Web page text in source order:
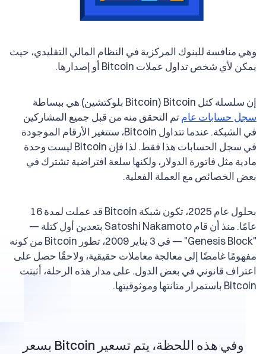
وهي منافسة للبنوك المركزية في النظام المالي التقليدي، حيث
يمكن لأي شخص تداول عملات Bitcoin أو إصدارها.
إن سلسلة كتل Bitcoin (Bitcoin بلوكتشين) هي ببساطة
سجل حسابات عامتم التحقق منه من قبل جميع المشاركين
في الشبكة. عندما تتداول Bitcoin، ستتغير الأرقام الموجودة
في سجل الحسابات هذا فقط. لذا فإن Bitcoin ليست وحدة
مادية مثل فاتورة الدولار، ولكنها سلعة افتراضية تشترك في
بعض الخصائص مع العملة الفعلية.
بحلول عام 2025، تكون شبكة Bitcoin قد عملت لمدة 16
عامًا. منذ أن قام Satoshi Nakamoto بتعدين أول كتلة —
"Genesis Block" — في 3 يناير 2009، تطور Bitcoin من كونه
مفهومًا غامضًا إلى معالجة معاملات حقيقية، ولاحقًا حصل على
اعتراف قانوني في بعض الدول. على مدار هذه الرحلة، أثبتت
Bitcoin باستمرار متانتها وموثوقيتها.
وفي هذه اللحظة، يتم تسعير Bitcoin بسعر